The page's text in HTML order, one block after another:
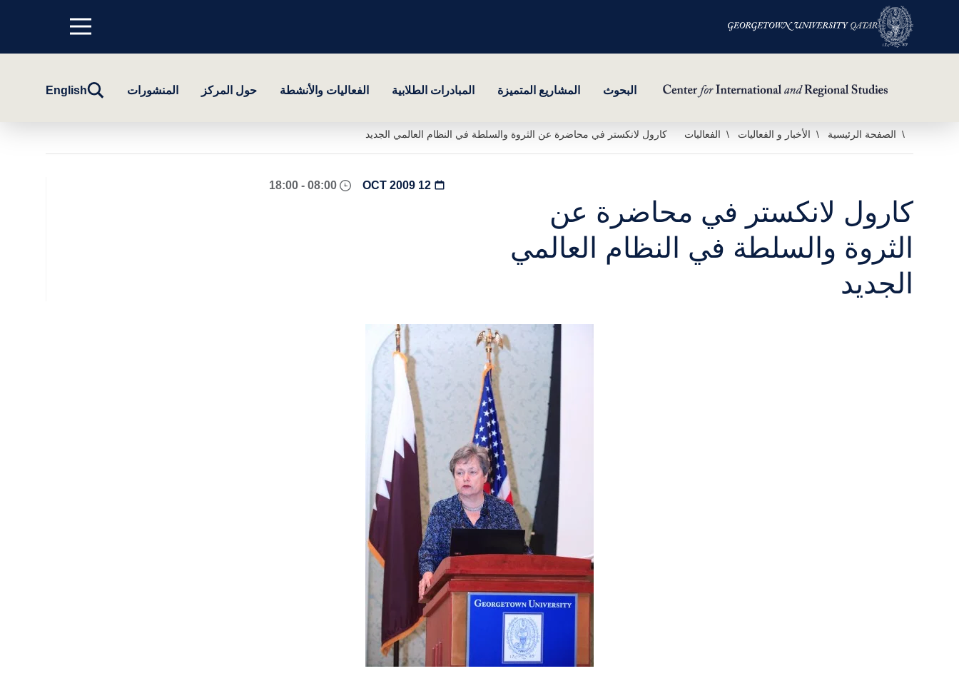
Menu
top
البحوث المشاريع المتميزة المبادرات الطلابية الفعاليات والأنشطة حول المركز المنشورات
تبديلEnglish
الصفحة الرئيسية الأخبار و الفعاليات الفعاليات كارول لانكستر في محاضرة عن الثروة والسلطة في النظام العالمي الجديد
كارول لانكستر في محاضرة عن
الثروة والسلطة في النظام العالمي
الجديد